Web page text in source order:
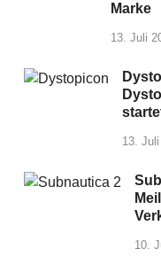
Marke
13. Juli
13.
10.